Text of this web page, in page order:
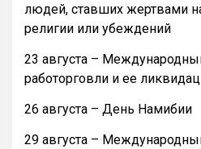
людей, ставших жертвами
религии или убеждений
23 августа –
работорговли и ее
26 августа – День Намибии
29 августа –